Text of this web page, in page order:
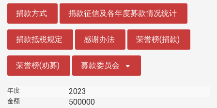
捐款方式 捐款征信及各年度募款情况统计
捐款抵税规定 感谢办法 荣誉榜(捐款)
荣誉榜(劝募) 募款委员会
年度 2023
金额 500000